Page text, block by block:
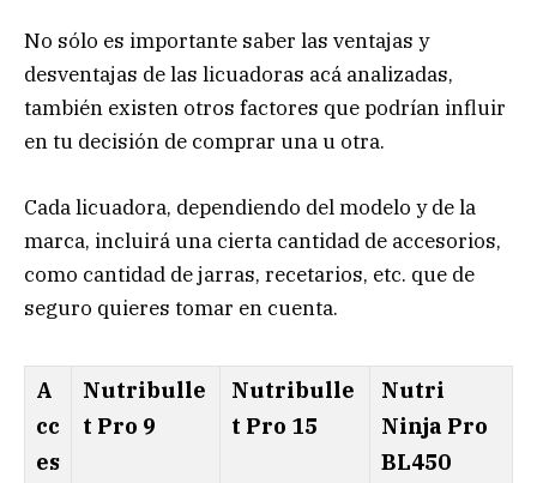
No sólo es importante saber las ventajas y
desventajas de las licuadoras acá analizadas,
también existen otros factores que podrían influir
en tu decisión de comprar una u otra.
Cada licuadora, dependiendo del modelo y de la
marca, incluirá una cierta cantidad de accesorios,
como cantidad de jarras, recetarios, etc. que de
seguro quieres tomar en cuenta.
A
cc
es
Nutribulle
t Pro 9
Nutribulle
t Pro 15
Nutri
Ninja Pro
BL450